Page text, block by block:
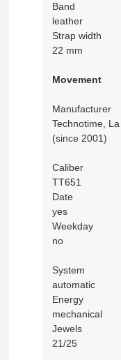
Band
leather
Strap width
22 mm
Movement
Manufacturer
Technotime,
(since 2001)
Caliber
TT651
Date
yes
Weekday
no
System
automatic
Energy
mechanical
Jewels
21/25